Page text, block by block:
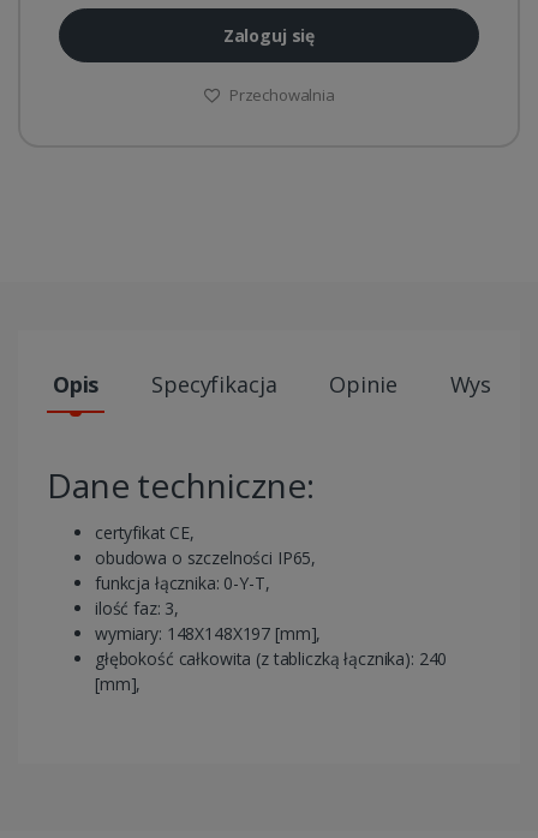
Zaloguj się
Przechowalnia
Opis Specyfikacja Opinie Wysyłki
Dane techniczne:
certyfikat CE,
obudowa o szczelności IP65,
funkcja łącznika: 0-Y-T,
ilość faz: 3,
wymiary: 148X148X197 [mm],
głębokość całkowita (z tabliczką łącznika): 240
[mm],